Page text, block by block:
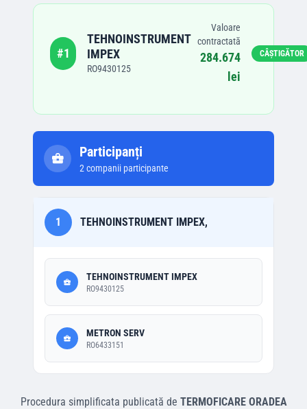
#1
TEHNOINSTRUMENT
IMPEX
RO9430125
Valoare
contractată
284.674
lei
CÂȘTIGĂTOR
Participanți
2 companii participante
1 TEHNOINSTRUMENT IMPEX,
TEHNOINSTRUMENT IMPEX
RO9430125
METRON SERV
RO6433151
Procedura simplificata publicată de TERMOFICARE ORADEA